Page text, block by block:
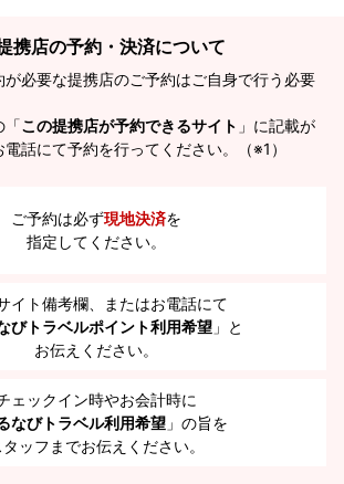
携店の予約・決済について
必要な提携店のご予約はご自身で行う必要
「この提携店が予約できるサイト 」に記載が
話にて予約を行ってください。（※1）
ご予約は必ず現地決済を
指定してください。
イト備考欄、またはお電話にて
びトラベルポイント利用希望 」と
お伝えください。
ェックイン時やお会計時に
なびトラベル利用希望 」の旨を
タッフまでお伝えください。